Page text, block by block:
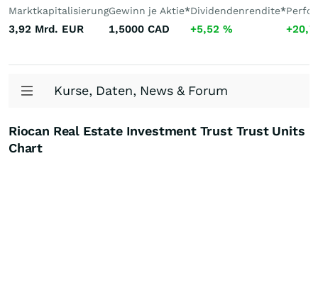
Marktkapitalisierung
3,92 Mrd. EUR
Gewinn je Aktie*
1,5000 CAD
Dividendenrendite*
+5,52 %
Kurse, Daten, News & Forum
Riocan Real Estate Investment Trust Trust Units
Chart